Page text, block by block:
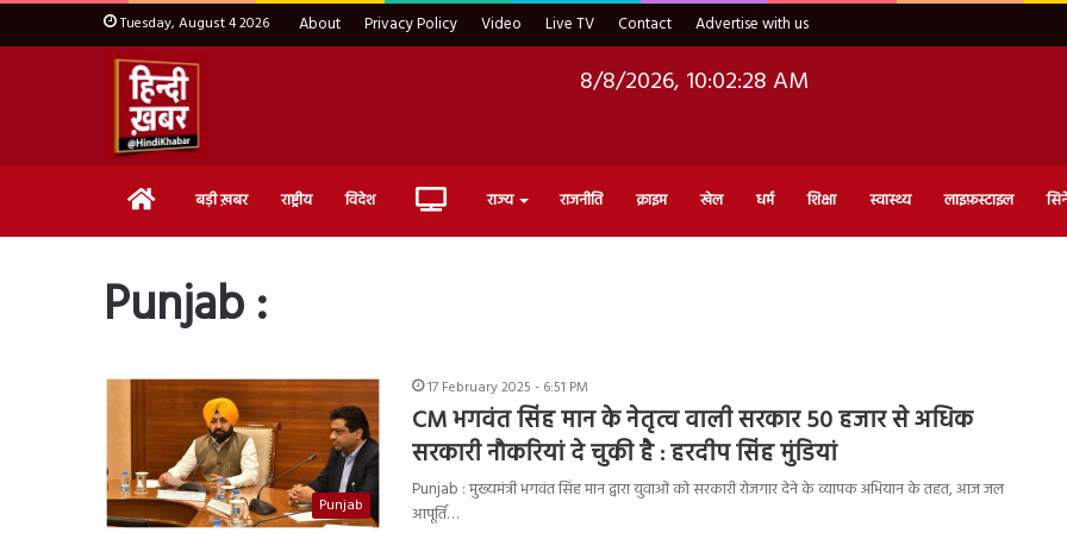
Tuesday, August 4 2026 About Privacy Policy Video Live TV Contact Advertise with us
8/8/2026, 10:02:29 AM
Home बड़ी ख़बर राष्ट्रीय विदेश Live राज्य राजनीति क्राइम खेल धर्म शिक्षा स्वास्थ्य लाइफ़स्टाइल
Punjab :
Punjab
17 February 2025 - 6:51 PM
CM भगवंत सिंह मान के नेतृत्व वाली सरकार 50 हजार से अधिक
सरकारी नौकरियां दे चुकी है : हरदीप सिंह मुंडियां
Punjab : मुख्यमंत्री भगवंत सिंह मान द्वारा युवाओं को सरकारी रोजगार देने के व्यापक अभियान के तहत, आज जल
आपूर्ति…